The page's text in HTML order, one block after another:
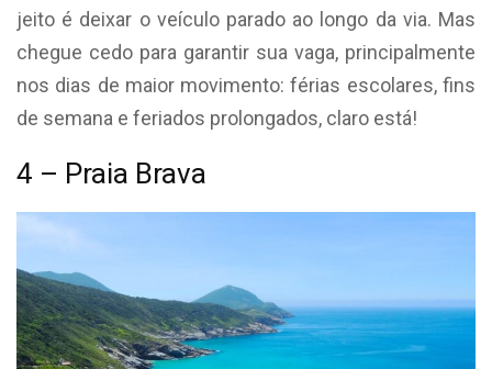
jeito é deixar o veículo parado ao longo da via. Mas
chegue cedo para garantir sua vaga, principalmente
nos dias de maior movimento: férias escolares, fins
de semana e feriados prolongados, claro está!
4 – Praia Brava